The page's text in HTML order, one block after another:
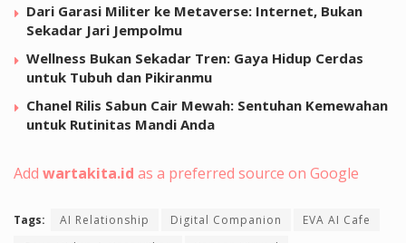
Dari Garasi Militer ke Metaverse: Internet, Bukan
Sekadar Jari Jempolmu
Wellness Bukan Sekadar Tren: Gaya Hidup Cerdas
untuk Tubuh dan Pikiranmu
Chanel Rilis Sabun Cair Mewah: Sentuhan Kemewahan
untuk Rutinitas Mandi Anda
Add wartakita.id as a preferred source on Google
Tags: AI Relationship Digital Companion
EVA AI Cafe